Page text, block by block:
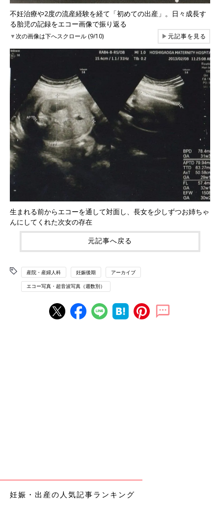
不妊治療や2度の流産経験を経て「初めての出産」。日々成長す
る胎児の記録をエコー画像で振り返る
▼次の画像は下へスクロール (9/10) ▶元記事を見る
生まれる前からエコーを通して対面し、長女を少しずつお姉ちゃ
んにしてくれた次女の存在
元記事へ戻る
産院・産婦人科 妊娠後期 アーカイブ
エコー写真・超音波写真（週数別）
妊娠・出産の人気記事ランキング